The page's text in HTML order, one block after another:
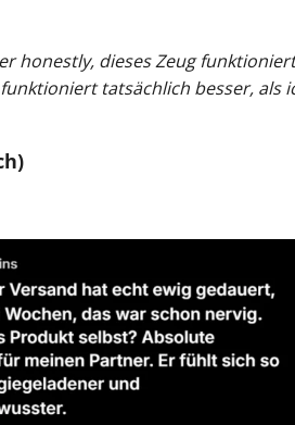
honestly, dieses Zeug
tatsächlich besser,